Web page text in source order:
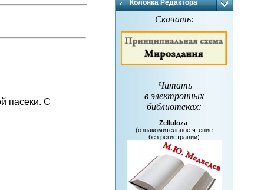
пасеки. С
Колонка Редактора
Скачать:
Читать
в электронных
библиотеках:
Zelluloza:
(ознакомительное чтение
без регистрации)